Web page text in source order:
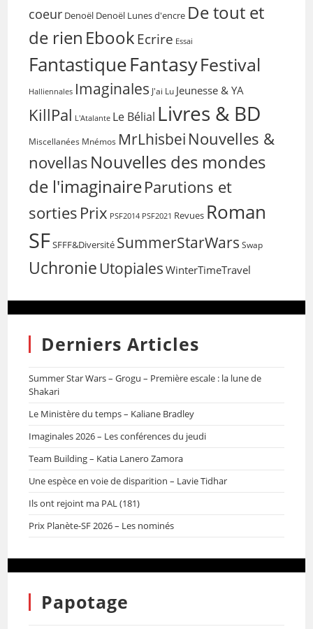
coeur Denoël Denoël Lunes d'encre De tout et
de rien EbookEcrire Essai
FantastiqueFantasyFestival
Halliennales Imaginales J'ai Lu Jeunesse & YA
KillPal L'Atalante Le Bélial Livres & BD
Miscellanées Mnémos MrLhisbei Nouvelles &
novellas Nouvelles des mondes
de l'imaginaireParutions et
sorties Prix PSF2014 PSF2021 Revues Roman
SFSFFF&Diversité SummerStarWars Swap
Uchronie Utopiales WinterTimeTravel
Derniers Articles
Summer Star Wars – Grogu – Première escale : la lune de
Shakari
Le Ministère du temps – Kaliane Bradley
Imaginales 2026 – Les conférences du jeudi
Team Building – Katia Lanero Zamora
Une espèce en voie de disparition – Lavie Tidhar
Ils ont rejoint ma PAL (181)
Prix Planète-SF 2026 – Les nominés
Papotage